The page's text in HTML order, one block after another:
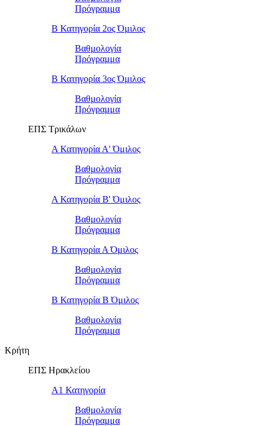
Πρόγραμμα
Β Κατηγορία 2ος Όμιλος
Βαθμολογία
Πρόγραμμα
Β Κατηγορία 3ος Όμιλος
Βαθμολογία
Πρόγραμμα
ΕΠΣ Τρικάλων
Α Κατηγορία Α' Όμιλος
Βαθμολογία
Πρόγραμμα
Α Κατηγορία Β' Όμιλος
Βαθμολογία
Πρόγραμμα
Β Κατηγορία Α Όμιλος
Βαθμολογία
Πρόγραμμα
Β Κατηγορία Β Όμιλος
Βαθμολογία
Πρόγραμμα
Κρήτη
ΕΠΣ Ηρακλείου
Α1 Κατηγορία
Βαθμολογία
Πρόγραμμα